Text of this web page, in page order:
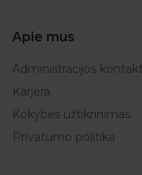
Apie mus
Administracijos
Karjera
Kokybės užtikrinimas
Privatumo politika